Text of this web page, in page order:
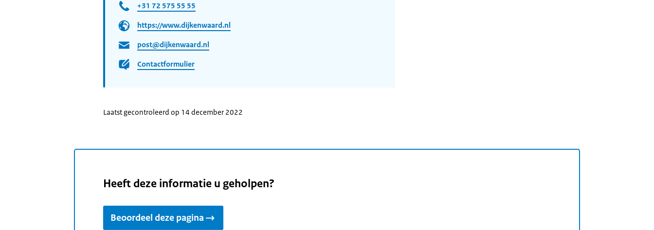
+31 72 575 55 55
https://www.dijkenwaard.nl
post@dijkenwaard.nl
Contactformulier
Laatst gecontroleerd op 14 december 2022
Heeft deze informatie u geholpen?
Beoordeel deze pagina